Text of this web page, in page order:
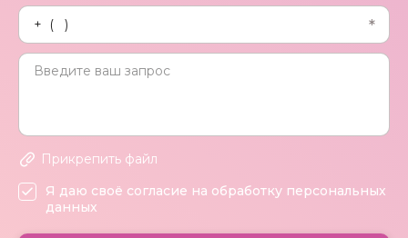
Прикрепить файл
Я даю своё согласие на обработку персональных
данных